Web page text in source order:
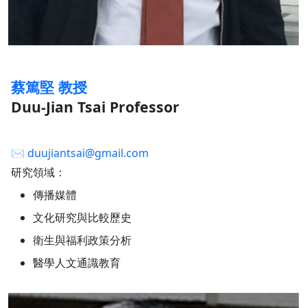
蔡篤堅 教授
Duu-Jian Tsai Professor
✉︎ duujiantsai@gmail.com
研究領域：
傳播媒體
文化研究與比較歷史
衛生與福利政策分析
醫學人文通識教育